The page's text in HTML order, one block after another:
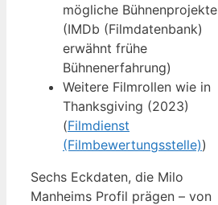
mögliche Bühnenprojekte
(IMDb (Filmdatenbank)
erwähnt frühe
Bühnenerfahrung)
Weitere Filmrollen wie in
Thanksgiving (2023)
(Filmdienst
(Filmbewertungsstelle))
Sechs Eckdaten, die Milo
Manheims Profil prägen – von